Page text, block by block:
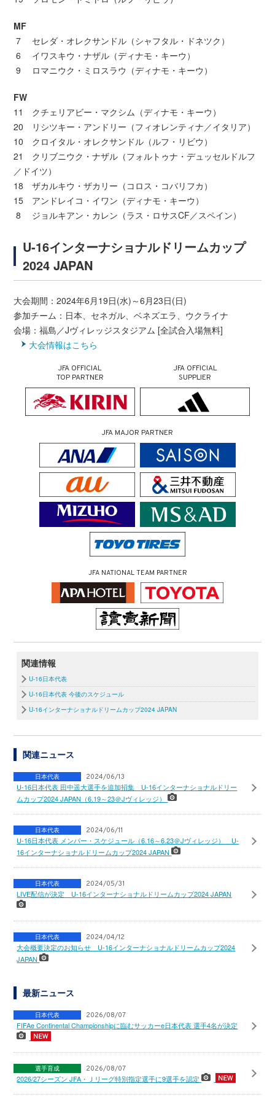
MF
7 セレダ・オレクサンドル（シャフタル・ドネツク）
6 イワスキウ・ナザル（ディナモ・キーウ）
9 ロマニウク・ミロスラウ（ディナモ・キーウ）
FW
11 クチェリアビー・マクシム（ディナモ・キーウ）
20 リシツキー・アンドリー（フィオレンティナ／イタリア）
10 クロイタル・オレクサンドル（ルフ・リビウ）
21 クリブニウク・ナザル（フォルトゥナ・デュッセルドルフ
／ドイツ）
18 ザカルキウ・ザカリー（コロス・コバリフカ）
15 アンドレイコ・イワン（ディナモ・キーウ）
8 ジョルキアン・カレン（ラス・ロサスCF／スペイン）
U-16インターナショナルドリームカップ
2024 JAPAN
大会期間：2024年6月19日(水)～6月23日(日)
参加チーム：日本、セネガル、ベネズエラ、ウクライナ
会場：福島／Jヴィレッジスタジアム [全試合入場無料]
大会情報はこちら
JFA OFFICIAL
TOP PARTNER
JFA OFFICIAL
SUPPLIER
JFA MAJOR PARTNER
JFA NATIONAL TEAM PARTNER
関連情報
U-16日本代表
U-16日本代表 今後のスケジュール
U-16インターナショナルドリームカップ2024 JAPAN
関連ニュース
日本代表 2024/06/13
U-16日本代表 田中遥大選手を追加招集 U-16インターナショナルドリー
ムカップ2024 JAPAN（6.19～23＠Jヴィレッジ）
日本代表 2024/06/11
U-16日本代表 メンバー・スケジュール（6.16～6.23＠Jヴィレッジ） U-
16インターナショナルドリームカップ2024 JAPAN
日本代表 2024/05/31
LIVE配信が決定 U-16インターナショナルドリームカップ2024 JAPAN
日本代表 2024/04/12
大会概要決定のお知らせ U-16インターナショナルドリームカップ2024
JAPAN
最新ニュース
日本代表 2026/08/07
FIFAe Continental Championshipに臨むサッカーe日本代表 選手4名が決定
選手育成 2026/08/07
2026/27シーズン JFA・Ｊリーグ特別指定選手に9選手を認定